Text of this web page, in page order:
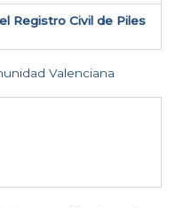
Registro Civil de Piles​
Valenciana